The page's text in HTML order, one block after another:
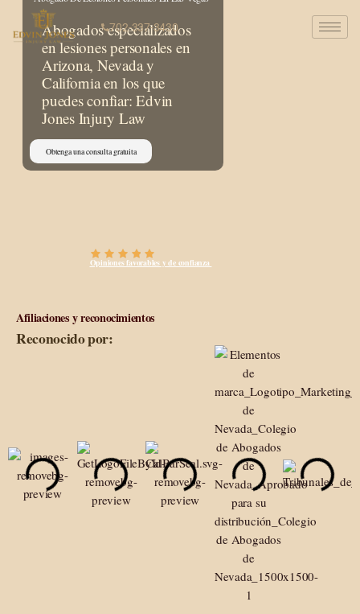
702-337-3430
Abogados especializados
en lesiones personales en
Arizona, Nevada y
California en los que
puedes confiar: Edvin
Jones Injury Law
Obtenga una consulta gratuita
Opiniones favorables y de confianza
Afiliaciones y reconocimientos
Reconocido por: